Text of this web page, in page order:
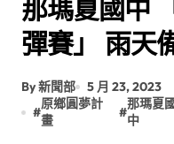
那瑪夏國中
彈賽」 雨天
By 新聞部
5 月 23, 2023
#
原鄉圓夢計
畫
#
那瑪夏
中